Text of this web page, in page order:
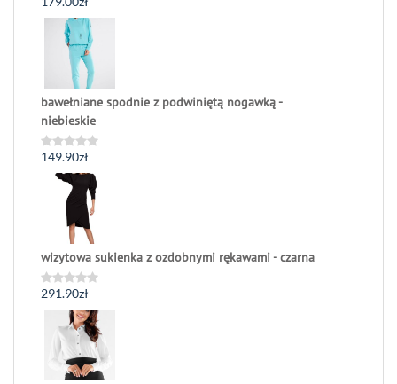
Oceniono
0
bawełniane spodnie z podwiniętą nogawką -
niebieskie
Oceniono
149.90zł
wizytowa sukienka z ozdobnymi rękawami - czarna
Oceniono
291.90zł